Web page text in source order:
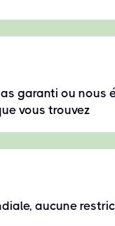
garanti ou nous
vous trouvez
aucune